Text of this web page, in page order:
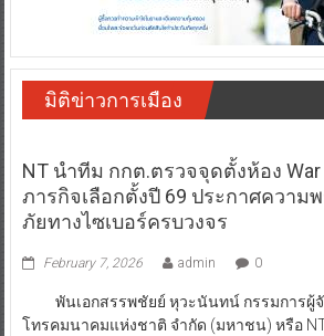
มิติข่าวการเมือง
NT นำทีม กกต.ตรวจจุดตั้งห้อง
ภารกิจเลือกตั้งปี 69 ประกาศความ
ภัยทางไซเบอร์ครบวงจร
February 7, 2026 admin 0
พันเอกสรรพชัยย์ หุวะนันทน์ กรรมการผู้
โทรคมนาคมแห่งชาติ จำกัด (มหาชน) หรือ